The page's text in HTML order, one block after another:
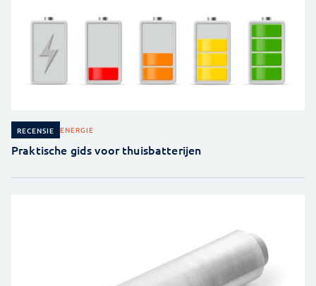
RECENSIE ENERGIE
Praktische gids voor thuisbatterijen